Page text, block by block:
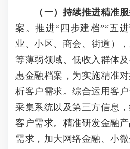
（一）持续推进精准服
案。推进“四步建档”“五
业、小区、商会、街道）
等薄弱领域、低收入群体
惠金融档案，为实施精准
析客户需求。综合运用客
采集系统以及第三方信息
客户需求。精准研发金融
需求，加大网络金融、小